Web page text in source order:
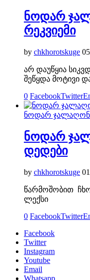
ნოდარ
რეკვიემი
by chkhorotskuge
არ დაუწყია
შეწყდა მოტივი
0 FacebookTwitter
ნოდარ
ნოდარ
დედები
by chkhorotskuge
წარმოშობით
ლექსი
0 FacebookTwitter
Facebook
Twitter
Instagram
Youtube
Email
Whatsapp